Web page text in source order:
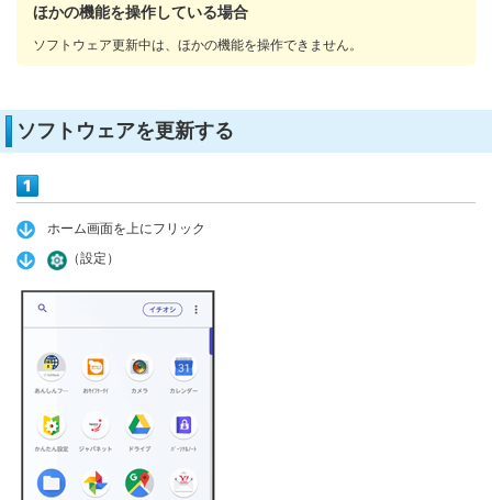
ほかの機能を操作している場合
ソフトウェア更新中は、ほかの機能を操作できません。
ソフトウェアを更新する
ホーム画面を上にフリック
（設定）